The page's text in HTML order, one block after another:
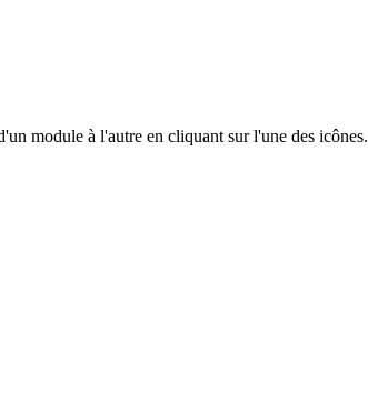
module à l'autre en cliquant sur l'une des icônes.